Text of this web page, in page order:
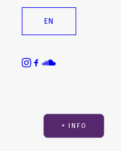
EN
Plural Ensemble
+ INFO